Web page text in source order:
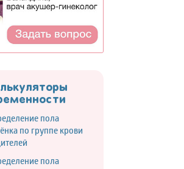
пола
по группе крови
пола